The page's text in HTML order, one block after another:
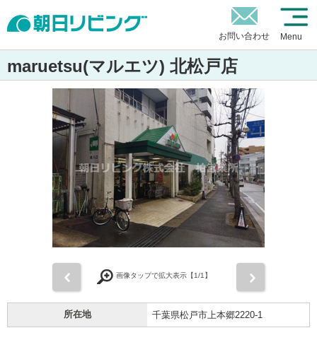
お問い合わせ Menu
maruetsu(マルエツ) 北松戸店
画像タップで拡大表示【1/1】
所在地 千葉県松戸市上本郷2220-1